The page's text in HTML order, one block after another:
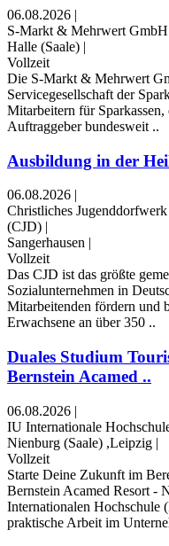
06.08.2026 |
S-Markt & Mehrwert
Halle (Saale) |
Vollzeit
Die S-Markt & Mehrwert
Servicegesellschaft der
Mitarbeitern für
Auftraggeber bundesweit ..
Ausbildung in der
06.08.2026 |
Christliches
(CJD) |
Sangerhausen |
Vollzeit
Das CJD ist das größte
Sozialunternehmen in
Mitarbeitenden fördern und
Erwachsene an über 350 ..
Duales Studium
Bernstein Acamed ..
06.08.2026 |
IU Internationale
Nienburg (Saale) ,Leipzig |
Vollzeit
Starte Deine Zukunft im
Bernstein Acamed Resort -
Internationalen Hochschule
praktische Arbeit im